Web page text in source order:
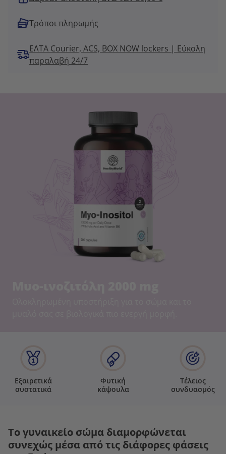
Τρόποι πληρωμής
ΕΛΤΑ Courier, ACS, BOX NOW lockers | Εύκολη
παραλαβή 24/7
Εξαιρετικά
συστατικά
Φυτική
κάψουλα
Τέλειος
συνδυασμός
Το γυναικείο σώμα διαμορφώνεται
συνεχώς μέσα από τις διάφορες φάσεις